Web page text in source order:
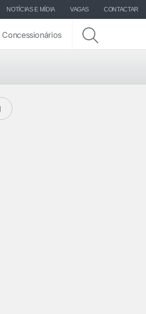
NOTÍCIAS E MÍDIA VAGAS CONTACTAR
Concessionários